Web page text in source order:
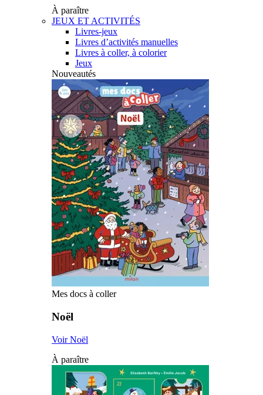
À paraître
JEUX ET ACTIVITÉS
Livres-jeux
Livres d’activités manuelles
Livres à coller, à colorier
Jeux
Nouveautés
Mes docs à coller
Noël
Voir Noël
À paraître